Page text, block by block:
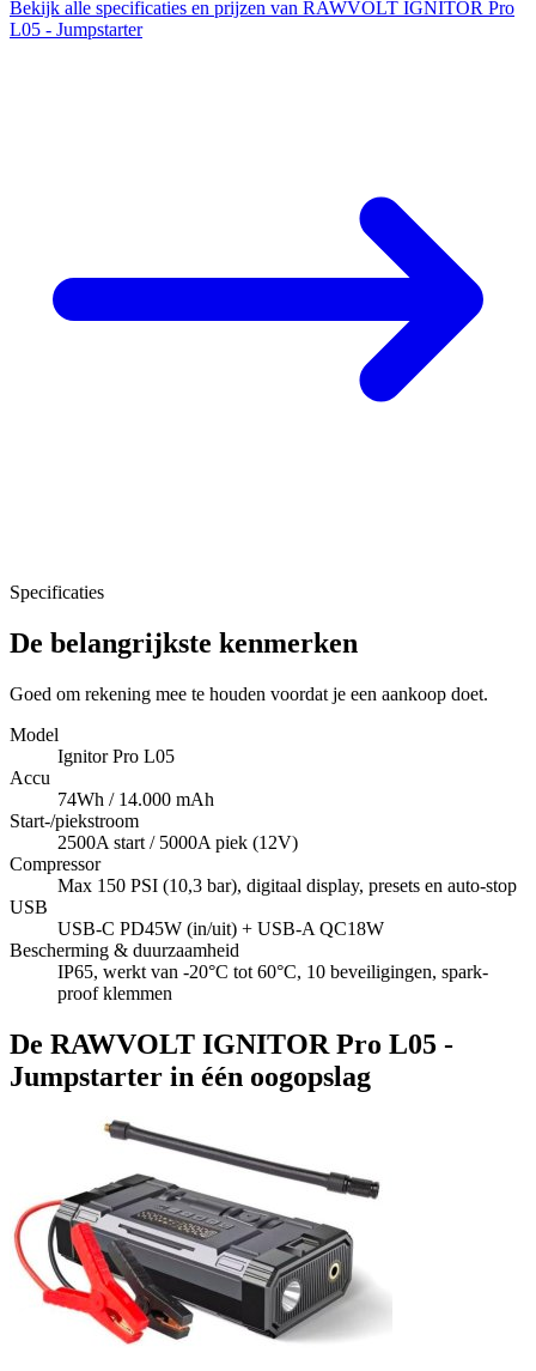
Bekijk alle specificaties en prijzen van RAWVOLT IGNITOR Pro
L05 - Jumpstarter
Specificaties
De belangrijkste kenmerken
Goed om rekening mee te houden voordat je een aankoop doet.
Model
Ignitor Pro L05
Accu
74Wh / 14.000 mAh
Start-/piekstroom
2500A start / 5000A piek (12V)
Compressor
Max 150 PSI (10,3 bar), digitaal display, presets en auto-stop
USB
USB-C PD45W (in/uit) + USB-A QC18W
Bescherming & duurzaamheid
IP65, werkt van -20°C tot 60°C, 10 beveiligingen, spark-
proof klemmen
De RAWVOLT IGNITOR Pro L05 -
Jumpstarter in één oogopslag